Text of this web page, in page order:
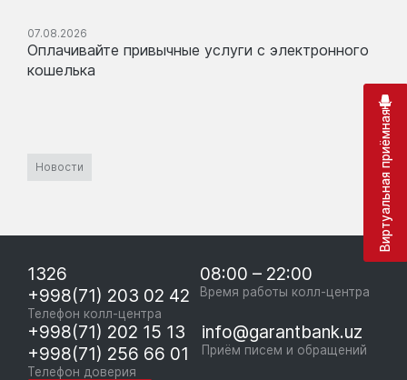
07.08.2026
Оплачивайте привычные услуги с электронного
кошелька
Новости
1326
+998(71) 203 02 42
Телефон колл-центра
08:00 – 22:00
Время работы колл-центра
+998(71) 202 15 13
+998(71) 256 66 01
Телефон доверия
info@garantbank.uz
Приём писем и обращений
Виртуальная приёмная